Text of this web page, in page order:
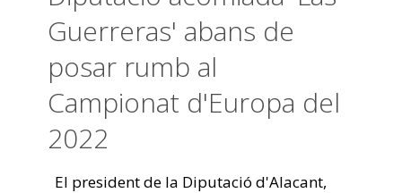
Guerreras' abans de
posar rumb al
Campionat d'Europa del
2022
El president de la Diputació d'Alacant,